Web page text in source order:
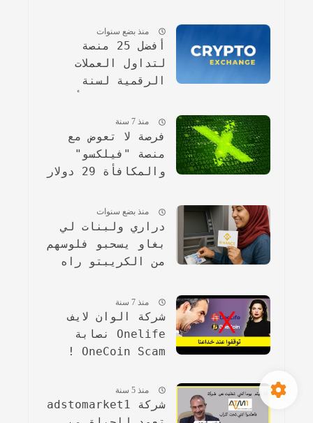
مجانامنذ بضع سنوات
أفضل 25 منصة
لتداول العملات
الرقمية لسنة
بيانية مقارنة).
منذ 7 سنة
فرصة لا تعوض مع
منصة "فيلكسو"
والمكافأة 29 دولار
منذ بضع سنوات
دراري ولبنات لي
بغاو يسحبو فلوسهم
من الكريبتو راه
ماهلة
منذ 7 سنة
شركة الوان لايف
Onelife نصابة
OneCoin Scam !
منذ 5 سنة
شركة adstomarket1